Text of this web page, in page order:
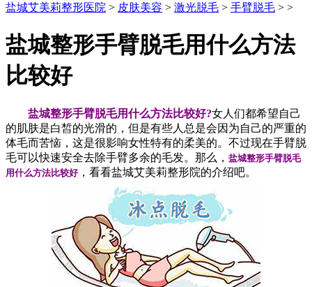
盐城艾美莉整形医院 > 皮肤美容 > 激光脱毛 > 手臂脱毛 > >
盐城整形手臂脱毛用什么方法
比较好
盐城整形手臂脱毛用什么方法比较好?女人们都希望自己
的肌肤是白皙的光滑的，但是有些人总是会因为自己的严重的
体毛而苦恼，这是很影响女性特有的柔美的。不过现在手臂脱
毛可以快速安全去除手臂多余的毛发。那么， 盐城整形手臂脱毛
用什么方法比较好，看看盐城艾美莉整形院的介绍吧。